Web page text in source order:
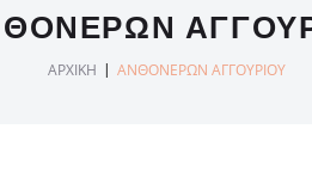
ΑΡΧΙΚΉ | ΑΝΘΌΝΕΡΩΝ ΑΓΓΟΥΡΙΟΎ